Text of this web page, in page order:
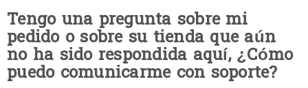
Tengo una pregunta sobre mi
pedido o sobre su tienda que aún
no ha sido respondida aquí, ¿Cómo
puedo comunicarme con soporte?